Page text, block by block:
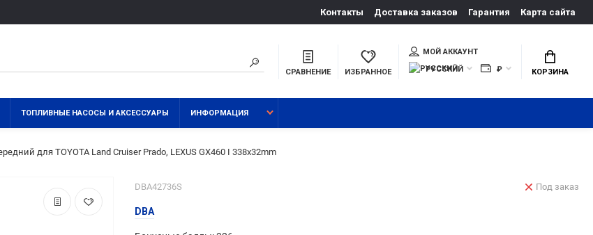
Контакты Доставка заказов Гарантия Карта сайта
СРАВНЕНИЕ ИЗБРАННОЕ
МОЙ АККАУНТ
РУССКИЙ
₽ КОРЗИНА
ТОПЛИВНЫЕ НАСОСЫ И АКСЕССУАРЫ ИНФОРМАЦИЯ
для TOYOTA Land Cruiser Prado, LEXUS GX460 I 338x32mm
DBA42736S
DBA
Под заказ